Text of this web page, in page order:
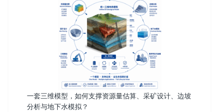
一套三维模型，如何支撑资源量估算、采矿设计、边坡
分析与地下水模拟？